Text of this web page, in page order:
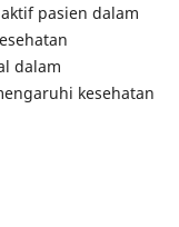
pasien dalam
dalam
kesehatan